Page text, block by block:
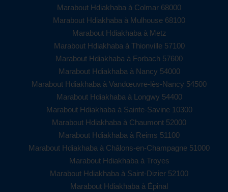
Marabout Hdiakhaba à Colmar 68000
Marabout Hdiakhaba à Mulhouse 68100
Marabout Hdiakhaba à Metz
Marabout Hdiakhaba à Thionville 57100
Marabout Hdiakhaba à Forbach 57600
Marabout Hdiakhaba à Nancy 54000
Marabout Hdiakhaba à Vandœuvre-lès-Nancy 54500
Marabout Hdiakhaba à Longwy 54400
Marabout Hdiakhaba à Sainte-Savine 10300
Marabout Hdiakhaba à Chaumont 52000
Marabout Hdiakhaba à Reims 51100
Marabout Hdiakhaba à Châlons-en-Champagne 51000
Marabout Hdiakhaba à Troyes
Marabout Hdiakhaba à Saint-Dizier 52100
Marabout Hdiakhaba à Épinal